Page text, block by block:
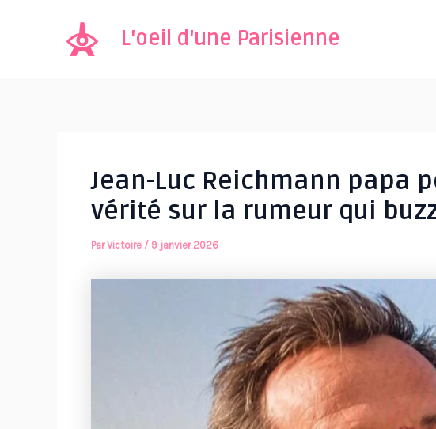
L'oeil d'une Parisienne
Jean-Luc Reichmann papa
vérité sur la rumeur qui
ParVictoire / 9 janvier 2026